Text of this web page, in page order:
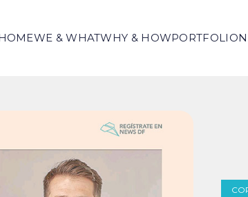
WE & WHATWHY & HOWPORTFOLIO